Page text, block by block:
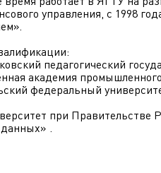
управления, с 1998
педагогический
академия
федеральный
при Правительстве
.